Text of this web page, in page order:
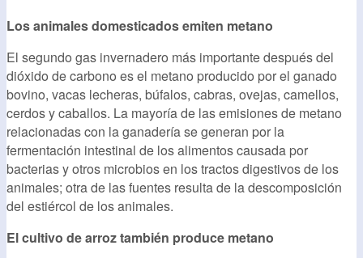
Los animales domesticados emiten metano
El segundo gas invernadero más importante después del
dióxido de carbono es el metano producido por el ganado
bovino, vacas lecheras, búfalos, cabras, ovejas, camellos,
cerdos y caballos. La mayoría de las emisiones de metano
relacionadas con la ganadería se generan por la
fermentación intestinal de los alimentos causada por
bacterias y otros microbios en los tractos digestivos de los
animales; otra de las fuentes resulta de la descomposición
del estiércol de los animales.
El cultivo de arroz también produce metano